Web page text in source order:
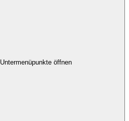
Untermenüpunkte öffnen